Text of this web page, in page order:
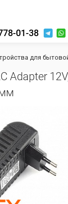
01-38
для
Adapter